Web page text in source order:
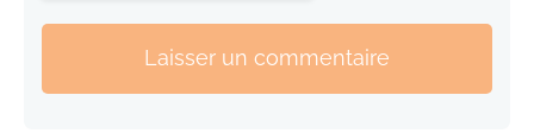
Laisser un commentaire